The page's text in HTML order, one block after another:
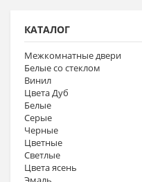
КАТАЛОГ
Межкомнатные двери
Белые со стеклом
Винил
Цвета Дуб
Белые
Серые
Черные
Цветные
Светлые
Цвета ясень